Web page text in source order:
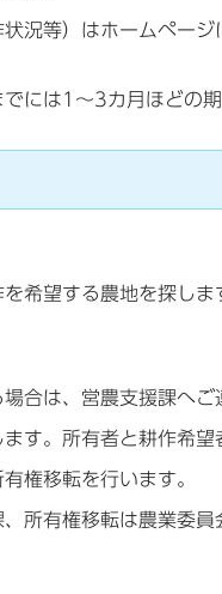
況等）はホームペー
には1～3カ月ほどの期
希望する農地を探しま
合は、営農支援課へご
す。所有者と耕作希望
権移転を行います。
所有権移転は農業委員